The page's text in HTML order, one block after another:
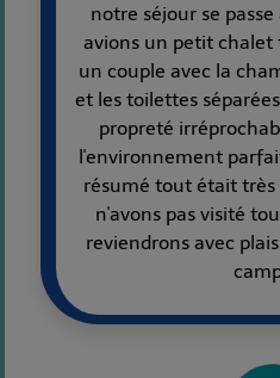
notre séjour se
avions un petit
un couple avec la
et les toilettes
propreté
l'environnement
résumé tout était
n'avons pas visité
reviendrons avec